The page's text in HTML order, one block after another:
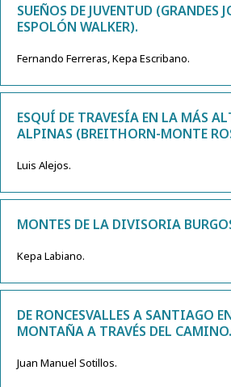
SUEÑOS DE JUVENTUD (GRANDES
ESPOLÓN WALKER).
Fernando Ferreras, Kepa Escribano.
ESQUÍ DE TRAVESÍA EN LA MÁS
ALPINAS (BREITHORN-MONTE
Luis Alejos.
MONTES DE LA DIVISORIA
Kepa Labiano.
DE RONCESVALLES A SANTIAGO
MONTAÑA A TRAVÉS DEL CAMINO.
Juan Manuel Sotillos.